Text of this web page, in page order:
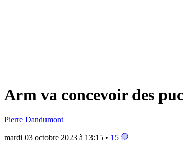
Arm va concevoir des
Pierre Dandumont
mardi 03 octobre 2023 à 13:15 • 15